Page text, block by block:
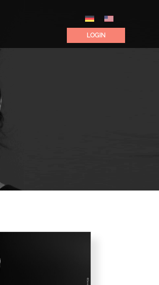
LOGIN